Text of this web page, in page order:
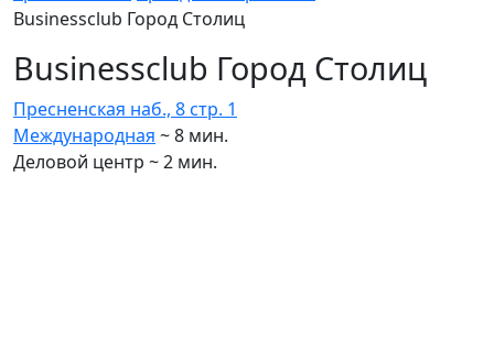
Businessclub Город Столиц
Businessclub Город Столиц
Пресненская наб., 8 cтр. 1
Международная ~ 8 мин.
Деловой центр ~ 2 мин.